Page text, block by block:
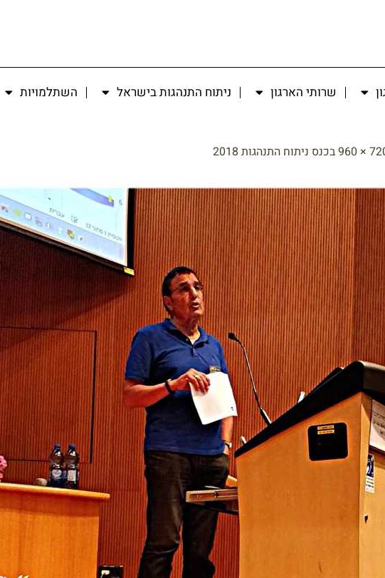
שרותי הארגון ניתוח התנהגות בישראל השתלמויות
720 × בכנס ניתוח התנהגות 2018